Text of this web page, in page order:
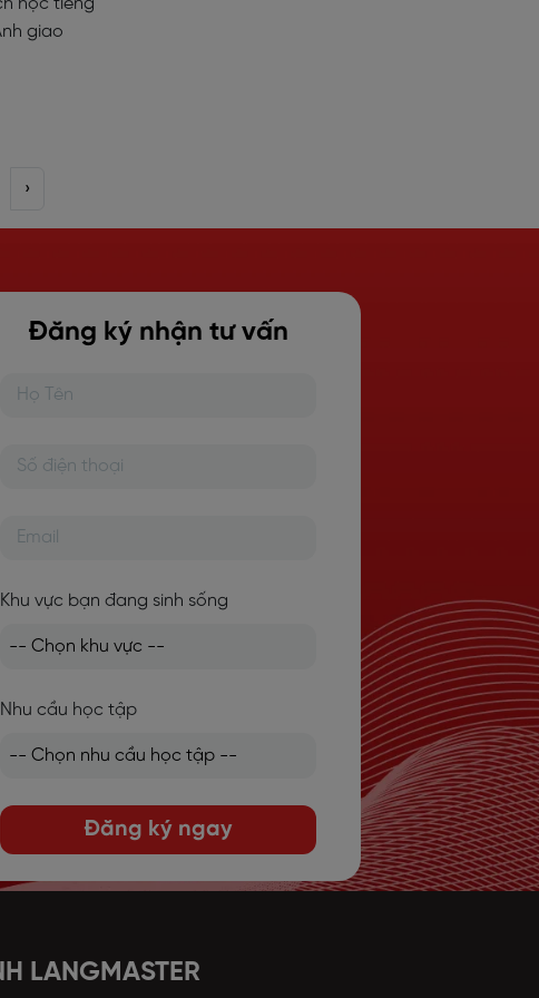
giao
›
Đăng ký nhận tư vấn
Khu vực bạn đang sinh sống
Nhu cầu học tập
Đăng ký ngay
LANGMASTER